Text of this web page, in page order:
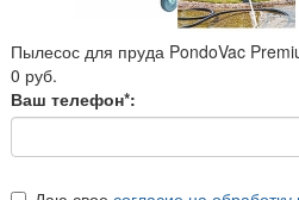
Пылесос для пруда PondoVac
0 руб.
Ваш телефон*: